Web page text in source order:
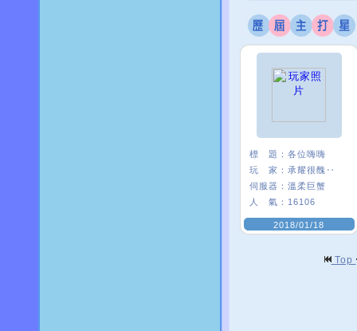
標 題： 各位嗨嗨
玩 家： 承耀很醜‥
伺服器： 溫柔巨蟹
人 氣： 16106
2018/01/18
Top